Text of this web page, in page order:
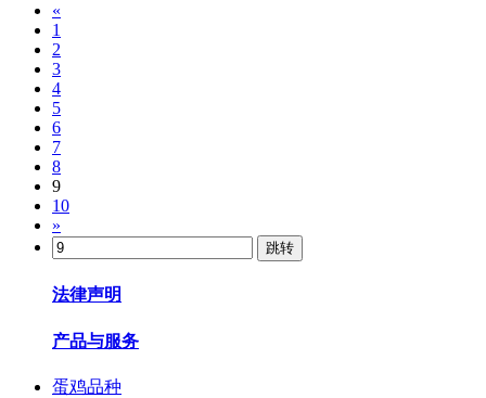
«
1
2
3
4
5
6
7
8
9
10
»
法律声明
产品与服务
蛋鸡品种